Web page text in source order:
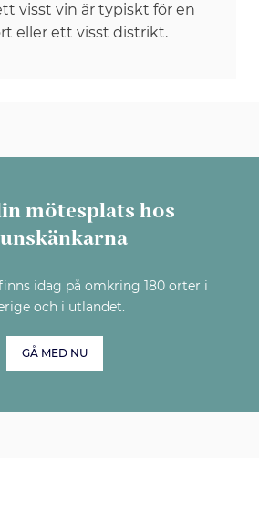
visst vin är typiskt för en
eller ett visst distrikt.
mötesplats hos
idag på omkring 180 orter i
och i utlandet.
GÅ MED NU